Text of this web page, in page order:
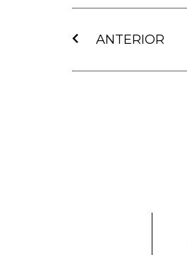
ANTERIOR